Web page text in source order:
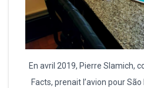
En avril 2019, Pierre Slamich,
Facts, prenait l’avion pour